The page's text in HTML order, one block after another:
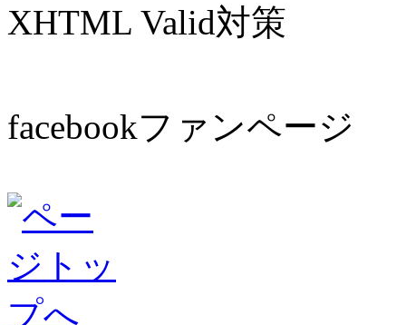
XHTML Valid対策
facebookファンページ